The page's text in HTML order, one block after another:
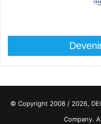
© Copyright 2008 / 2026,
Company.